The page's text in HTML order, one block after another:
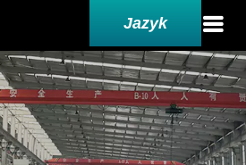
Jazyk